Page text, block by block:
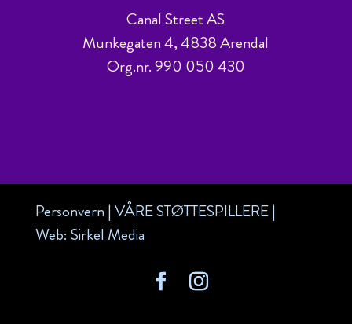
Canal Street AS
Munkegaten 4, 4838 Arendal
Org.nr. 990 050 430
Personvern|VÅRE STØTTESPILLERE|
Web: Sirkel Media